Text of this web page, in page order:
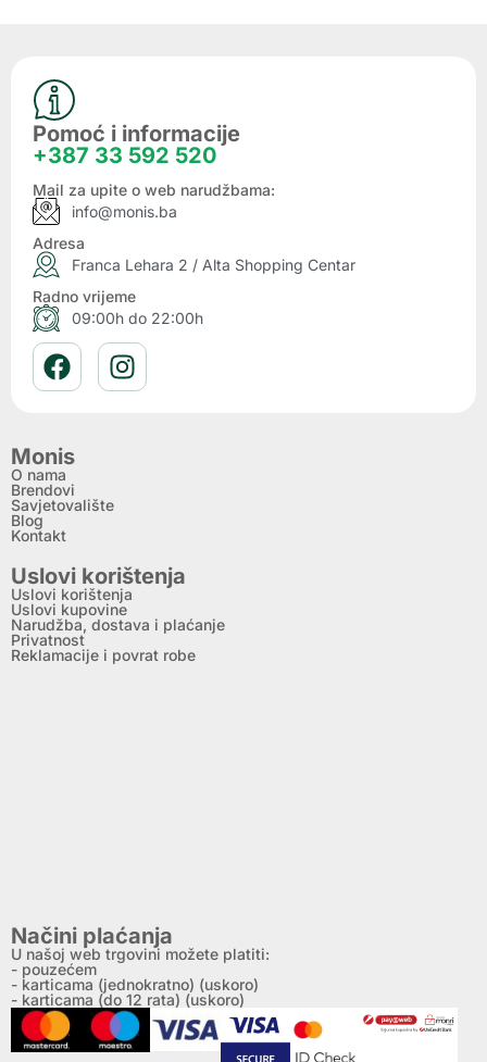
Pomoć i informacije
+387 33 592 520
Mail za upite o web narudžbama:
info@monis.ba
Adresa
Franca Lehara 2 / Alta Shopping Centar
Radno vrijeme
09:00h do 22:00h
Monis
O nama
Brendovi
Savjetovalište
Blog
Kontakt
Uslovi korištenja
Uslovi korištenja
Uslovi kupovine
Narudžba, dostava i plaćanje
Privatnost
Reklamacije i povrat robe
Načini plaćanja
U našoj web trgovini možete platiti:
- pouzećem
- karticama (jednokratno) (uskoro)
- karticama (do 12 rata) (uskoro)